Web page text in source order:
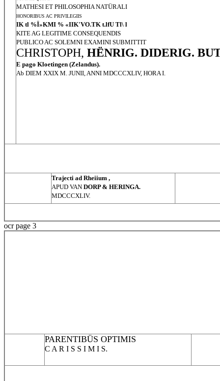
MATHESI ET PHILOSOPHIA NATÜRALI
HONORIBUS AC PRIVILEGIIS
IK tl %Ï»KMI % «IIK'VO.TK t.lfU Tl\ l
KITE AG LEGITIME CONSEQUENDIS
PUBLICO AC SOLEMNI EXAMINI SUBMITTIT
CHRISTOPH, HËNRIG. DIDERIG.
E pago Kloetingen (Zelandus).
Ab DIEM XXIX M. JUNII, ANNI MDCCCXLIV, HORA I.
Trajecti ad Rheiium ,
APUD VAN DORP & HERINGA.
MDCCCXLIV.
ocr page 3
PARENTIBÜS OPTIMIS
C A R I S S I M I S.